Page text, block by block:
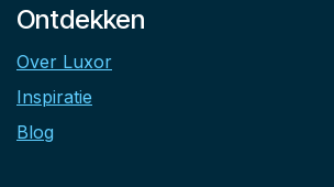
Ontdekken
Over Luxor
Inspiratie
Blog